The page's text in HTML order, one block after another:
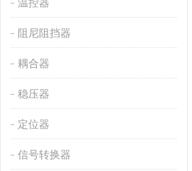
温控器
阻尼阻挡器
耦合器
稳压器
定位器
信号转换器